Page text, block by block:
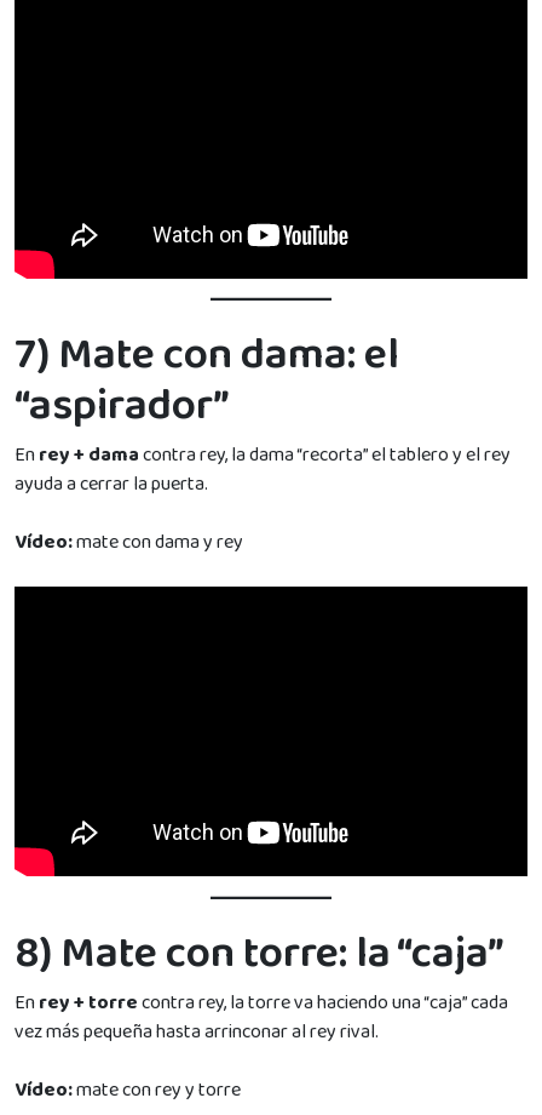
7) Mate con dama: el
“aspirador”
Enrey + damacontra rey, la dama “recorta” el tablero y el rey
ayuda a cerrar la puerta.
Vídeo:mate con dama y rey
8) Mate con torre: la “caja”
Enrey + torrecontra rey, la torre va haciendo una “caja” cada
vez más pequeña hasta arrinconar al rey rival.
Vídeo:mate con rey y torre